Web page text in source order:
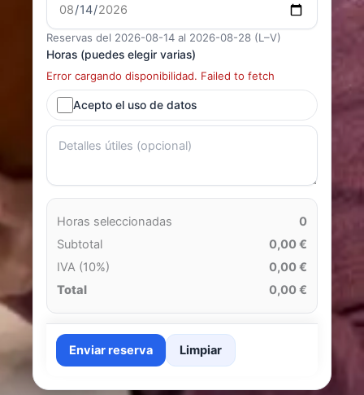
Reservas del 2026-08-14 al 2026-08-28 (L–V)
Horas (puedes elegir varias)
Error cargando disponibilidad. Failed to fetch
Acepto el uso de datos
Horas seleccionadas
0
Subtotal
0,00 €
IVA (10%)
0,00 €
Total
0,00 €
Enviar reserva Limpiar